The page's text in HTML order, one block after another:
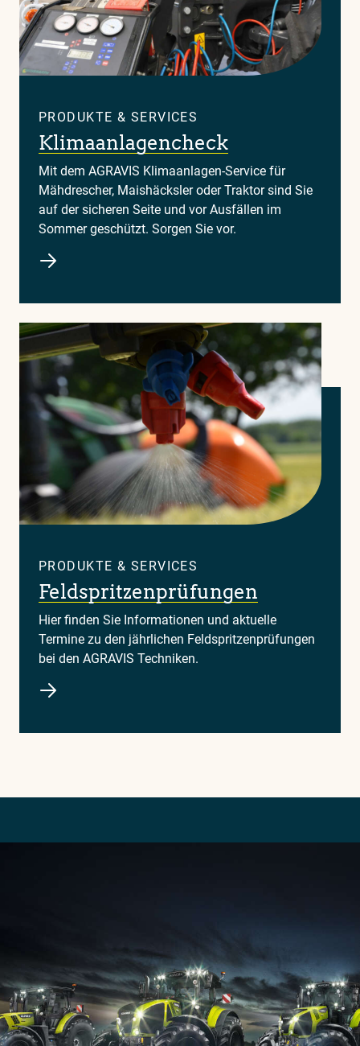
PRODUKTE & SERVICES
Klimaanlagencheck
Mit dem AGRAVIS Klimaanlagen-Service für
Mähdrescher, Maishäcksler oder Traktor sind Sie
auf der sicheren Seite und vor Ausfällen im
Sommer geschützt. Sorgen Sie vor.
PRODUKTE & SERVICES
Feldspritzenprüfungen
Hier finden Sie Informationen und aktuelle
Termine zu den jährlichen Feldspritzenprüfungen
bei den AGRAVIS Techniken.